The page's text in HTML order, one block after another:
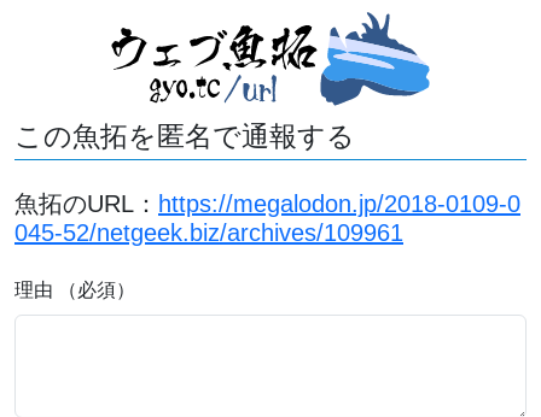
この魚拓を匿名で通報する
魚拓のURL： https://megalodon.jp/2018-0109-0
045-52/netgeek.biz/archives/109961
理由 （必須）